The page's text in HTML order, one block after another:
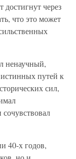
достигнут через
что это может
ненаучный,
путей к
сил,
сочувствовал
40-х годов,